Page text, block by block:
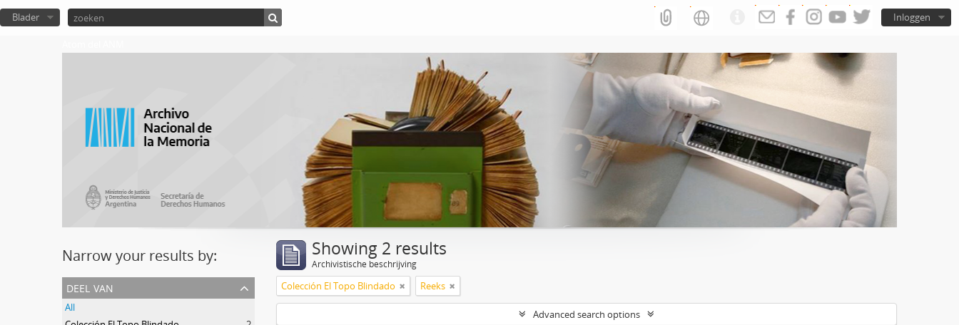
Inloggen
Blader
Narrow your results by:
deel van
All
Showing 2 results
Archivistische beschrijving
Colección El Topo Blindado Reeks
Advanced search options